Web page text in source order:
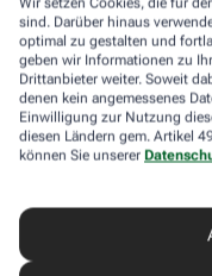
sind. Darüber hinaus
optimal zu gestalten und
geben wir Informationen zu
Drittanbieter weiter. Soweit
denen kein angemessenes
Einwilligung zur Nutzung
diesen Ländern gem. Artikel
können Sie unserer
Umschlägen) und ihn
trinken. Achtung:
Zustand verschlimmern.
Extra-Tipp
dass vermehrt